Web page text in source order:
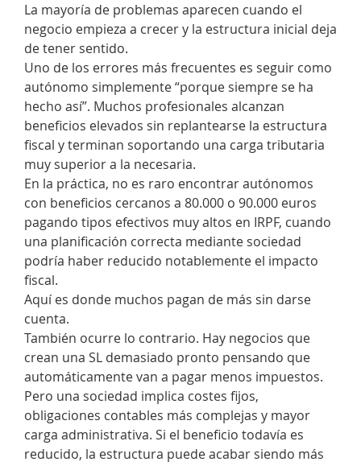
La mayoría de problemas aparecen cuando el
negocio empieza a crecer y la estructura inicial deja
de tener sentido.
Uno de los errores más frecuentes es seguir como
autónomo simplemente “porque siempre se ha
hecho así”. Muchos profesionales alcanzan
beneficios elevados sin replantearse la estructura
fiscal y terminan soportando una carga tributaria
muy superior a la necesaria.
En la práctica, no es raro encontrar autónomos
con beneficios cercanos a 80.000 o 90.000 euros
pagando tipos efectivos muy altos en IRPF, cuando
una planificación correcta mediante sociedad
podría haber reducido notablemente el impacto
fiscal.
Aquí es donde muchos pagan de más sin darse
cuenta.
También ocurre lo contrario. Hay negocios que
crean una SL demasiado pronto pensando que
automáticamente van a pagar menos impuestos.
Pero una sociedad implica costes fijos,
obligaciones contables más complejas y mayor
carga administrativa. Si el beneficio todavía es
reducido, la estructura puede acabar siendo más